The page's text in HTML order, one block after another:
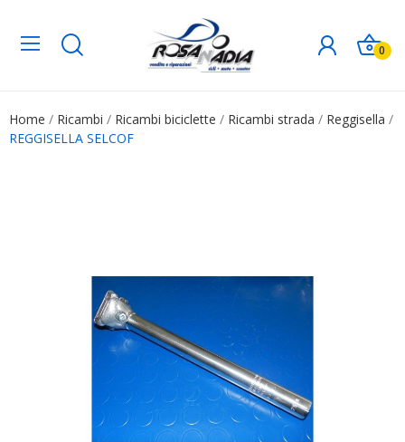
0
Home Ricambi Ricambi biciclette Ricambi strada
Reggisella
REGGISELLA SELCOF